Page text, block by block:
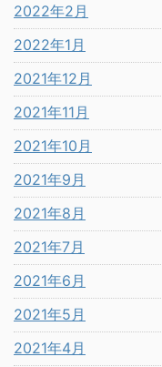
2022年2月
2022年1月
2021年12月
2021年11月
2021年10月
2021年9月
2021年8月
2021年7月
2021年6月
2021年5月
2021年4月